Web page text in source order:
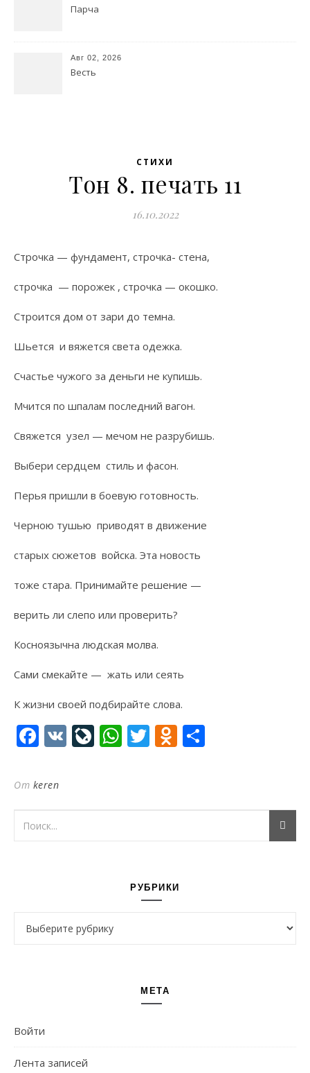
Парча
Авг 02, 2026
Весть
СТИХИ
Тон 8. печать 11
16.10.2022
Строчка — фундамент, строчка- стена,
строчка — порожек , строчка — окошко.
Строится дом от зари до темна.
Шьется и вяжется света одежка.
Счастье чужого за деньги не купишь.
Мчится по шпалам последний вагон.
Свяжется узел — мечом не разрубишь.
Выбери сердцем стиль и фасон.
Перья пришли в боевую готовность.
Черною тушью приводят в движение
старых сюжетов войска. Эта новость
тоже стара. Принимайте решение —
верить ли слепо или проверить?
Косноязычна людская молва.
Сами смекайте — жать или сеять
К жизни своей подбирайте слова.
Facebook
VK LiveJournal
WhatsApp
Twitter
От keren
РУБРИКИ
МЕТА
Войти
Лента записей